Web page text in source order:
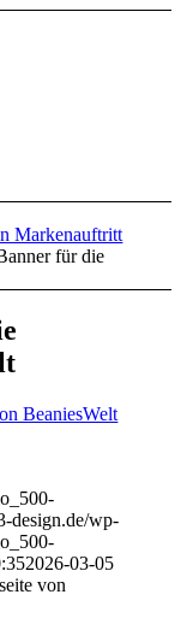
Markenauftritt
für die
design.de/wp-
2026-03-05
von